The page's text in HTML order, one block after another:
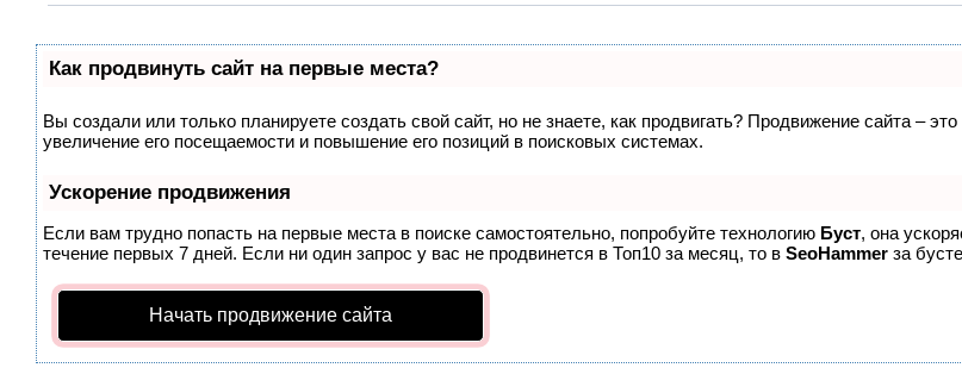
Как продвинуть сайт на первые места?
Вы создали или только планируете создать свой сайт, но не знаете, как продвигать? Продвижение сайта –
увеличение его посещаемости и повышение его позиций в поисковых системах.
Ускорение продвижения
Если вам трудно попасть на первые места в поиске самостоятельно, попробуйте технологию Буст, она
течение первых 7 дней. Если ни один запрос у вас не продвинется в Топ10 за месяц, то в SeoHammer за
Начать продвижение сайта